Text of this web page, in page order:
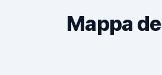
Mappa